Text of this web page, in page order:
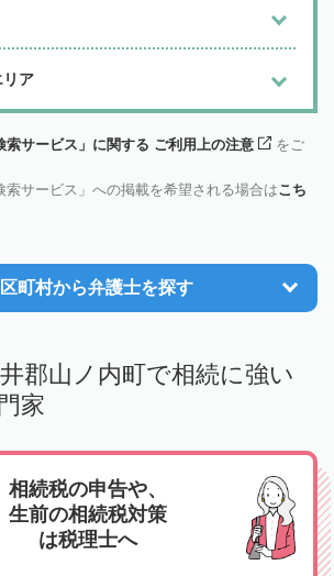
リア
索サービス」に関する ご利用上の注意
をご
索サービス」への掲載を希望される場合はこち
町村から弁護士を探す
郡山ノ内町で相続に強い
家
相続税の申告や、
生前の相続税対策
は税理士へ